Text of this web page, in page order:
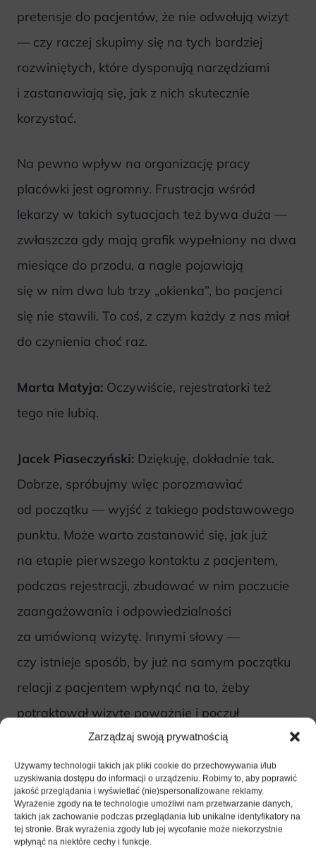
Zarządzaj swoją prywatnością
Używamy technologii takich jak pliki cookie do przechowywania i/lub
uzyskiwania dostępu do informacji o urządzeniu. Robimy to, aby poprawić
jakość przeglądania i wyświetlać (nie)spersonalizowane reklamy.
Wyrażenie zgody na te technologie umożliwi nam przetwarzanie danych,
takich jak zachowanie podczas przeglądania lub unikalne identyfikatory na
tej stronie. Brak wyrażenia zgody lub jej wycofanie może niekorzystnie
wpłynąć na niektóre cechy i funkcje.
pretensje do pacjentów, że nie odwołują wizyt
— czy raczej skupimy się na tych bardziej
rozwiniętych, które dysponują narzędziami
i zastanawiają się, jak z nich skutecznie
korzystać.
Na pewno wpływ na organizację pracy
placówki jest ogromny. Frustracja wśród
lekarzy w takich sytuacjach też bywa duża —
zwłaszcza gdy mają grafik wypełniony na dwa
miesiące do przodu, a nagle pojawiają
się w nim dwa lub trzy „okienka”, bo pacjenci
się nie stawili. To coś, z czym każdy z nas miał
do czynienia choć raz.
Marta Matyja: Oczywiście, rejestratorki też
tego nie lubią.
Jacek Piaseczyński: Dziękuję, dokładnie tak.
Dobrze, spróbujmy więc porozmawiać
od początku — wyjść z takiego podstawowego
punktu. Może warto zastanowić się, jak już
na etapie pierwszego kontaktu z pacjentem,
podczas rejestracji, zbudować w nim poczucie
zaangażowania i odpowiedzialności
za umówioną wizytę. Innymi słowy —
czy istnieje sposób, by już na samym początku
relacji z pacjentem wpłynąć na to, żeby
potraktował wizytę poważnie i poczuł
się współodpowiedzialny za jej przebieg,
jeszcze na długo przed samym spotkaniem
z lekarzem?
Podstawą jest rozmowa